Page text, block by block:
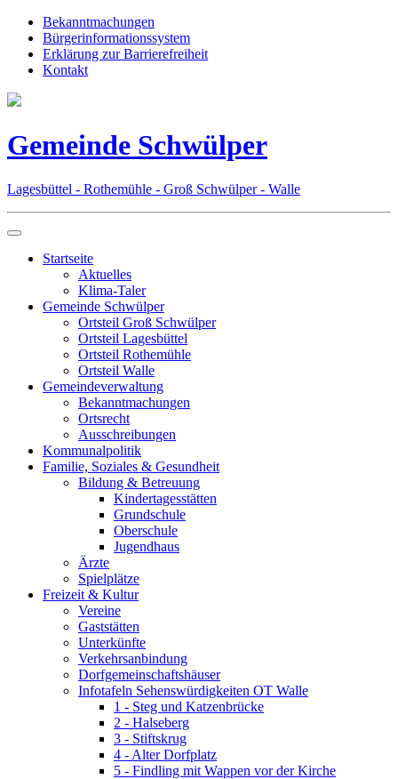
Bekanntmachungen
Bürgerinformationssystem
Erklärung zur Barrierefreiheit
Kontakt
Gemeinde Schwülper
Lagesbüttel - Rothemühle - Groß Schwülper - Walle
Startseite
Aktuelles
Klima-Taler
Gemeinde Schwülper
Ortsteil Groß Schwülper
Ortsteil Lagesbüttel
Ortsteil Rothemühle
Ortsteil Walle
Gemeindeverwaltung
Bekanntmachungen
Ortsrecht
Ausschreibungen
Kommunalpolitik
Familie, Soziales & Gesundheit
Bildung & Betreuung
Kindertagesstätten
Grundschule
Oberschule
Jugendhaus
Ärzte
Spielplätze
Freizeit & Kultur
Vereine
Gaststätten
Unterkünfte
Verkehrsanbindung
Dorfgemeinschaftshäuser
Infotafeln Sehenswürdigkeiten OT Walle
1 - Steg und Katzenbrücke
2 - Halseberg
3 - Stiftskrug
4 - Alter Dorfplatz
5 - Findling mit Wappen vor der Kirche